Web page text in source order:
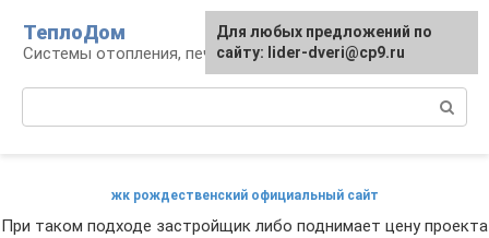
контенту
ТеплоДом
Системы отопления, печи и камины
жк рождественский официальный сайт
При таком подходе застройщик либо поднимает цену проекта
Для любых предложений по
сайту: lider-dveri@cp9.ru